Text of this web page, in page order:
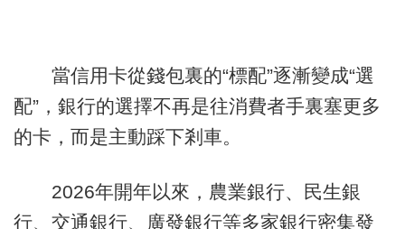
當信用卡從錢包裏的“標配”逐漸變成“選
配”，銀行的選擇不再是往消費者手裏塞更多
的卡，而是主動踩下剎車。
2026年開年以來，農業銀行、民生銀
行、交通銀行、廣發銀行等多家銀行密集發